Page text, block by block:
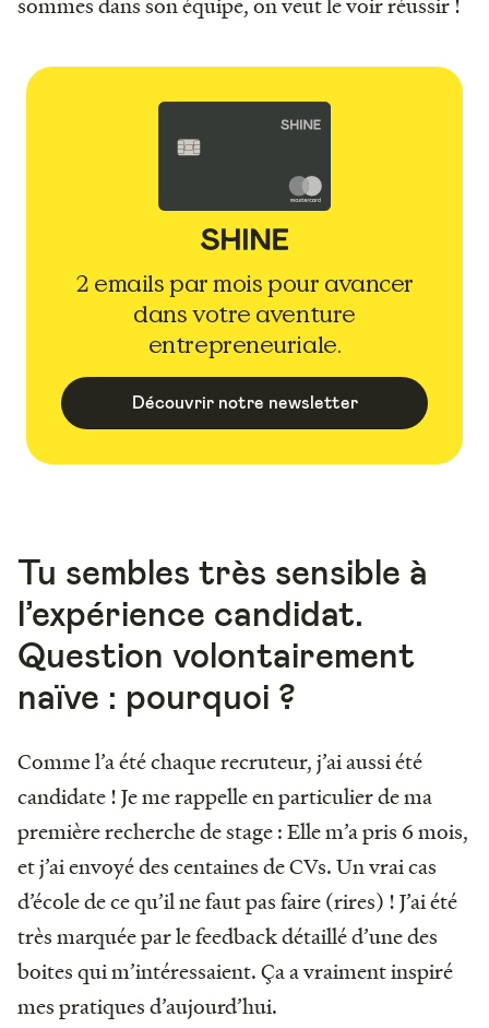
2 emails par mois pour avancer
dans votre aventure
entrepreneuriale.
Découvrir notre newsletter
Tu sembles très sensible à
l’expérience candidat.
Question volontairement
naïve : pourquoi ?
Comme l’a été chaque recruteur, j’ai aussi été
candidate ! Je me rappelle en particulier de ma
première recherche de stage : Elle m’a pris 6 mois,
et j’ai envoyé des centaines de CVs. Un vrai cas
d’école de ce qu’il ne faut pas faire (rires) ! J’ai été
très marquée par le feedback détaillé d’une des
boites qui m’intéressaient. Ça a vraiment inspiré
mes pratiques d’aujourd’hui.